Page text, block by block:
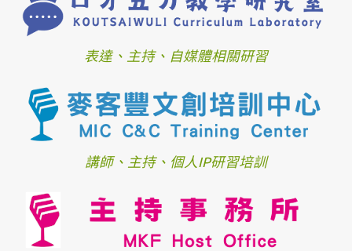
表達、主持、自媒體相關研習
講師、主持、個人IP研習培訓